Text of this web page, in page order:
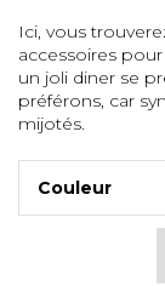
Ici, vous
accessoires
un joli diner se
préférons, car
mijotés.
Couleur